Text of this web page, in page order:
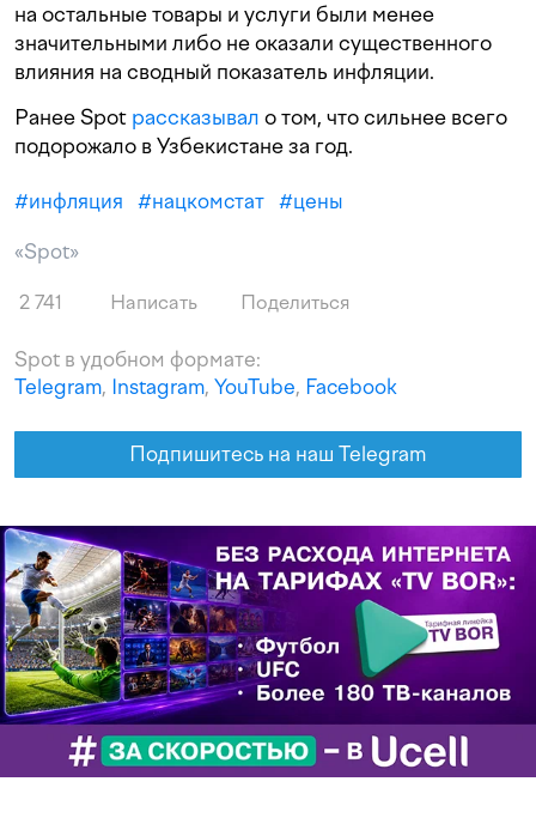
на остальные товары и услуги были менее
значительными либо не оказали существенного
влияния на сводный показатель инфляции.
Ранее Spot рассказывал о том, что сильнее всего
подорожало в Узбекистане за год.
#инфляция #нацкомстат #цены
«Spot»
2 741 Написать Поделиться
Spot в удобном формате:
Telegram, Instagram, YouTube, Facebook
Подпишитесь на наш Telegram